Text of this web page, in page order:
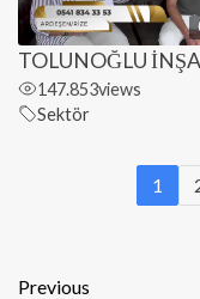
TOLUNOĞLU
147.853views
Sektör
1
Previous